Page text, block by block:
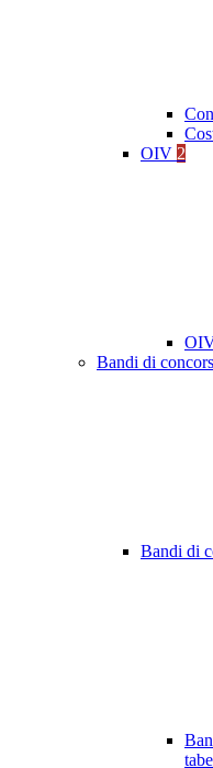
OIV 2
Bandi di
Bandi di